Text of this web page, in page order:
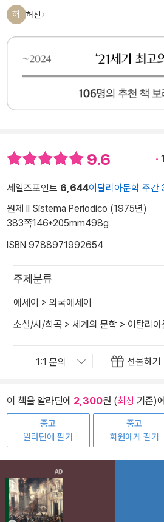
허 허진
9.6
세일즈포인트 6,644이탈리아문학 주간
원제 Il Sistema Periodico (1975년)
383쪽146*205mm498g
ISBN 9788971992654
주제분류
에세이 > 외국에세이
소설/시/희곡 > 세계의 문학 > 이탈리아
선물하기
이 책을 알라딘에 2,300원 (최상기준)
중고
알라딘에 팔기
중고
회원에게 팔기